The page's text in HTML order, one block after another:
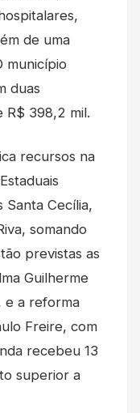
de uma
município
duas
R$ 398,2 mil.
recursos na
Santa Cecília,
somando
previstas as
Guilherme
e a reforma
Freire, com
recebeu 13
superior a